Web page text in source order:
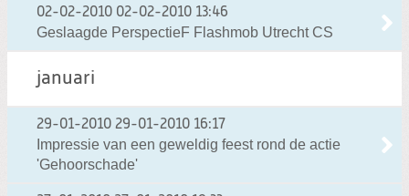
02-02-2010 02-02-2010 13:46
Geslaagde PerspectieF Flashmob Utrecht CS
januari
29-01-2010 29-01-2010 16:17
Impressie van een geweldig feest rond de actie
'Gehoorschade'